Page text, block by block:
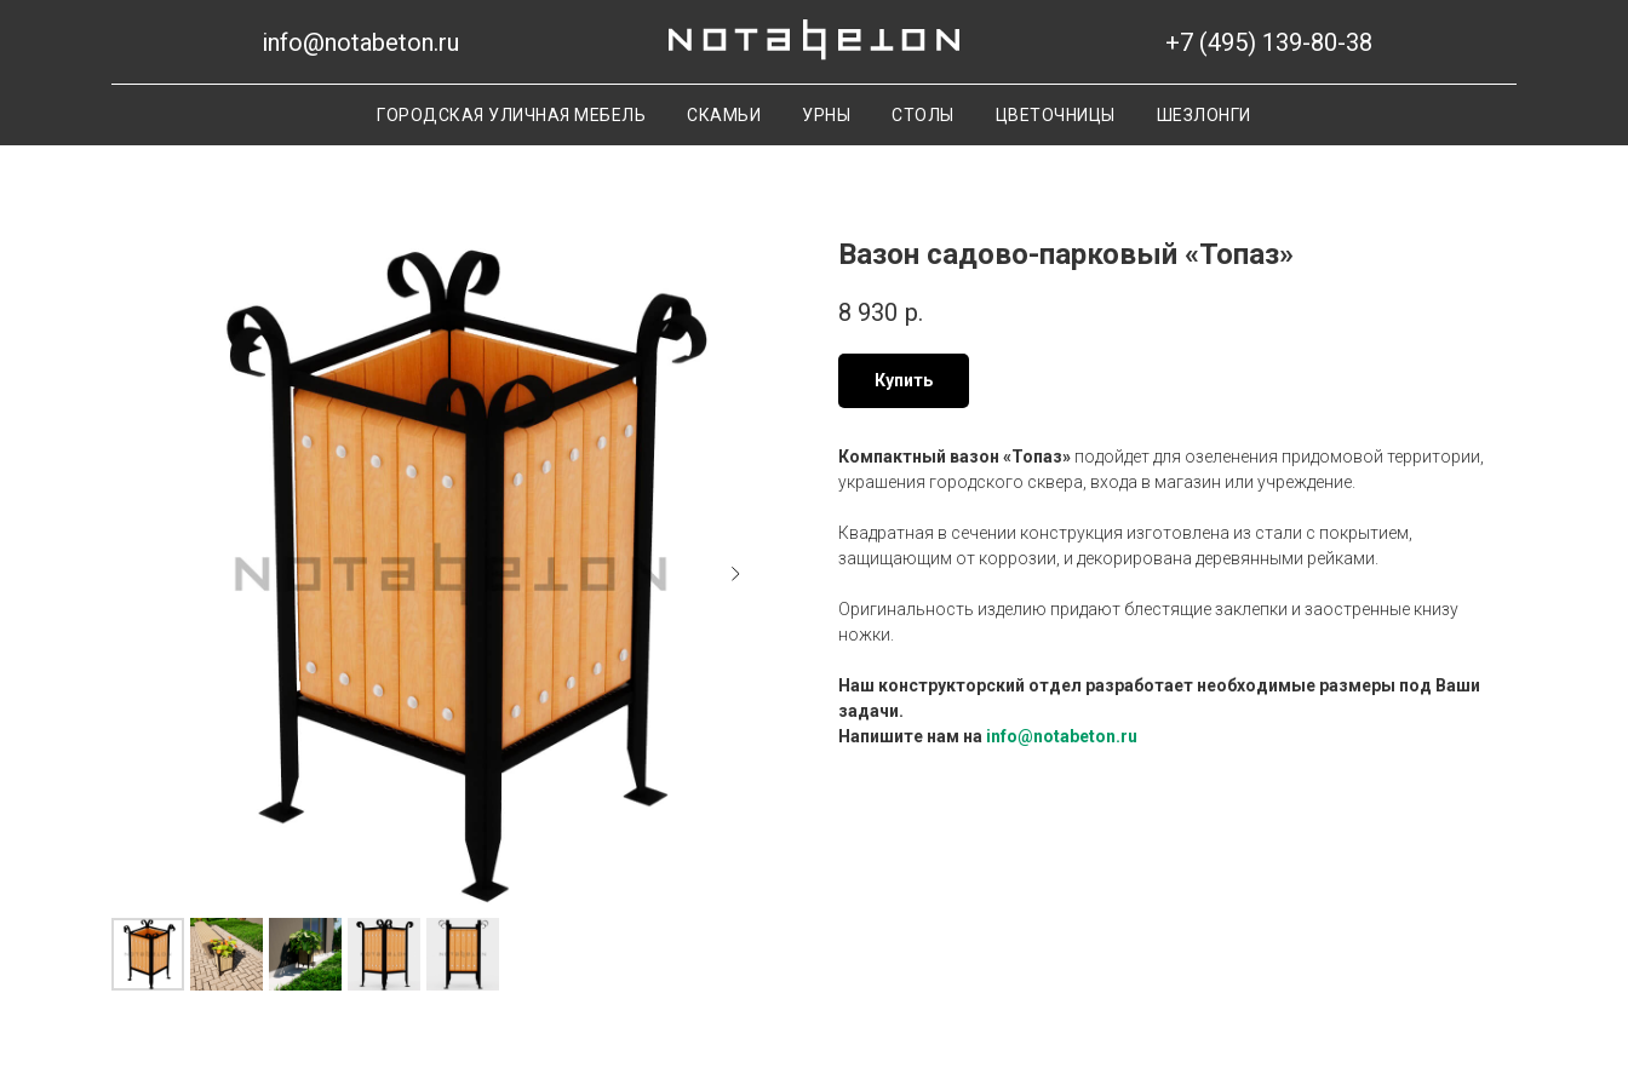
info@notabeton.ru +7 (495) 139-80-38
ГОРОДСКАЯ УЛИЧНАЯ МЕБЕЛЬ СКАМЬИ УРНЫ СТОЛЫ ЦВЕТОЧНИЦЫ ШЕЗЛОНГИ
Вазон садово-парковый «Топаз»
8 930 р.
Купить
Компактный вазон «Топаз» подойдет для озеленения придомовой территории,
украшения городского сквера, входа в магазин или учреждение.
Квадратная в сечении конструкция изготовлена из стали с покрытием,
защищающим от коррозии, и декорирована деревянными рейками.
Оригинальность изделию придают блестящие заклепки и заостренные книзу
ножки.
Наш конструкторский отдел разработает необходимые размеры под Ваши
задачи.
Напишите нам на info@notabeton.ru